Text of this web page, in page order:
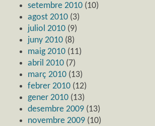
setembre 2010 (10)
agost 2010 (3)
juliol 2010 (9)
juny 2010 (8)
maig 2010 (11)
abril 2010 (7)
març 2010 (13)
febrer 2010 (12)
gener 2010 (13)
desembre 2009 (13)
novembre 2009 (10)